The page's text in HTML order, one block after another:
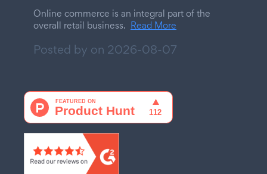
Online commerce is an integral part of the
overall retail business. Read More
Posted by on 2026-08-07